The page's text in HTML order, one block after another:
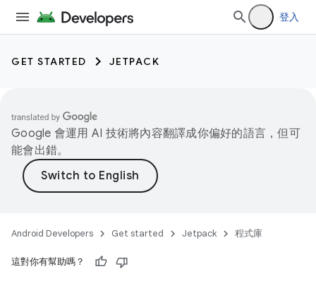
登入
GET STARTED JETPACK
Google 會運用 AI 技術將內容翻譯成你偏好的語言，但可
能會出錯。
Android Developers Get started Jetpack 程式庫
這對你有幫助嗎？